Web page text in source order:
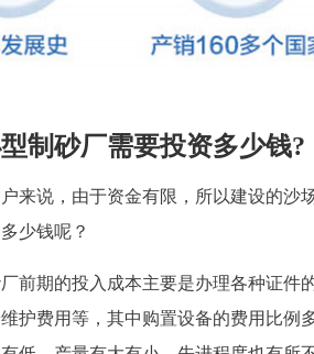
制砂厂需要投资多少钱?
来说，由于资金有限，所以建设的沙
少钱呢？
前期的投入成本主要是办理各种证件
护费用等，其中购置设备的费用比例